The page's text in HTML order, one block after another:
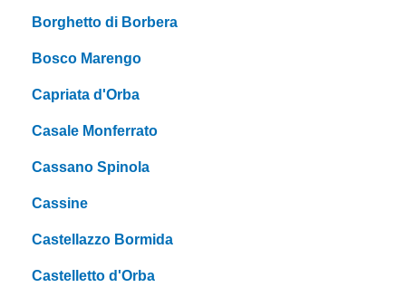
Borghetto di Borbera
Bosco Marengo
Capriata d'Orba
Casale Monferrato
Cassano Spinola
Cassine
Castellazzo Bormida
Castelletto d'Orba